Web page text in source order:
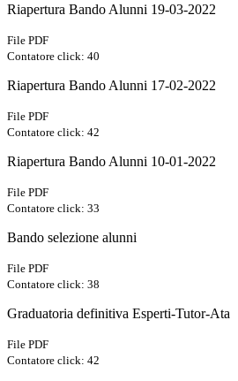
Riapertura Bando Alunni 19-03-2022
File PDF
Contatore click: 40
Riapertura Bando Alunni 17-02-2022
File PDF
Contatore click: 42
Riapertura Bando Alunni 10-01-2022
File PDF
Contatore click: 33
Bando selezione alunni
File PDF
Contatore click: 38
Graduatoria definitiva Esperti-Tutor-Ata
File PDF
Contatore click: 42